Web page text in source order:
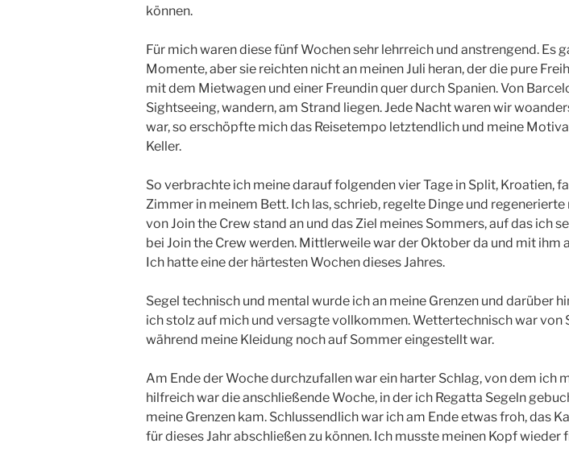
können.
Für mich waren diese fünf Wochen sehr lehrreich und anstrengend. Es
Momente, aber sie reichten nicht an meinen Juli heran, der die pure
mit dem Mietwagen und einer Freundin quer durch Spanien. Von
Sightseeing, wandern, am Strand liegen. Jede Nacht waren wir
war, so erschöpfte mich das Reisetempo letztendlich und meine
Keller.
So verbrachte ich meine darauf folgenden vier Tage in Split, Kroatien,
Zimmer in meinem Bett. Ich las, schrieb, regelte Dinge und
von Join the Crew stand an und das Ziel meines Sommers, auf das ich
bei Join the Crew werden. Mittlerweile war der Oktober da und mit ihm
Ich hatte eine der härtesten Wochen dieses Jahres.
Segel technisch und mental wurde ich an meine Grenzen und darüber
ich stolz auf mich und versagte vollkommen. Wettertechnisch war von
während meine Kleidung noch auf Sommer eingestellt war.
Am Ende der Woche durchzufallen war ein harter Schlag, von dem ich
hilfreich war die anschließende Woche, in der ich Regatta Segeln
meine Grenzen kam. Schlussendlich war ich am Ende etwas froh, das
für dieses Jahr abschließen zu können. Ich musste meinen Kopf